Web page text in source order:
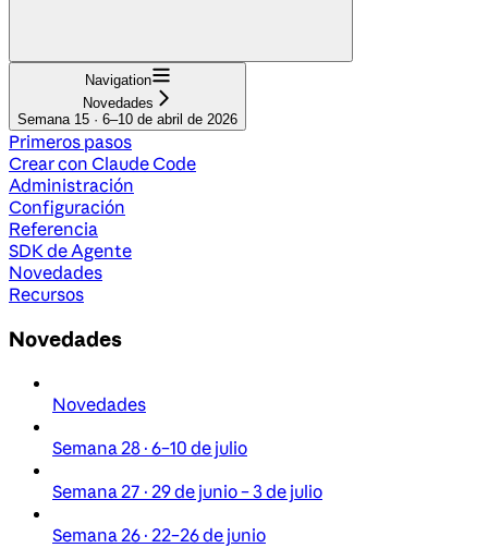
Navigation
Novedades
Semana 15 · 6–10 de abril de 2026
Primeros pasos
Crear con Claude Code
Administración
Configuración
Referencia
SDK de Agente
Novedades
Recursos
Novedades
Novedades
Semana 28 · 6–10 de julio
Semana 27 · 29 de junio – 3 de julio
Semana 26 · 22–26 de junio